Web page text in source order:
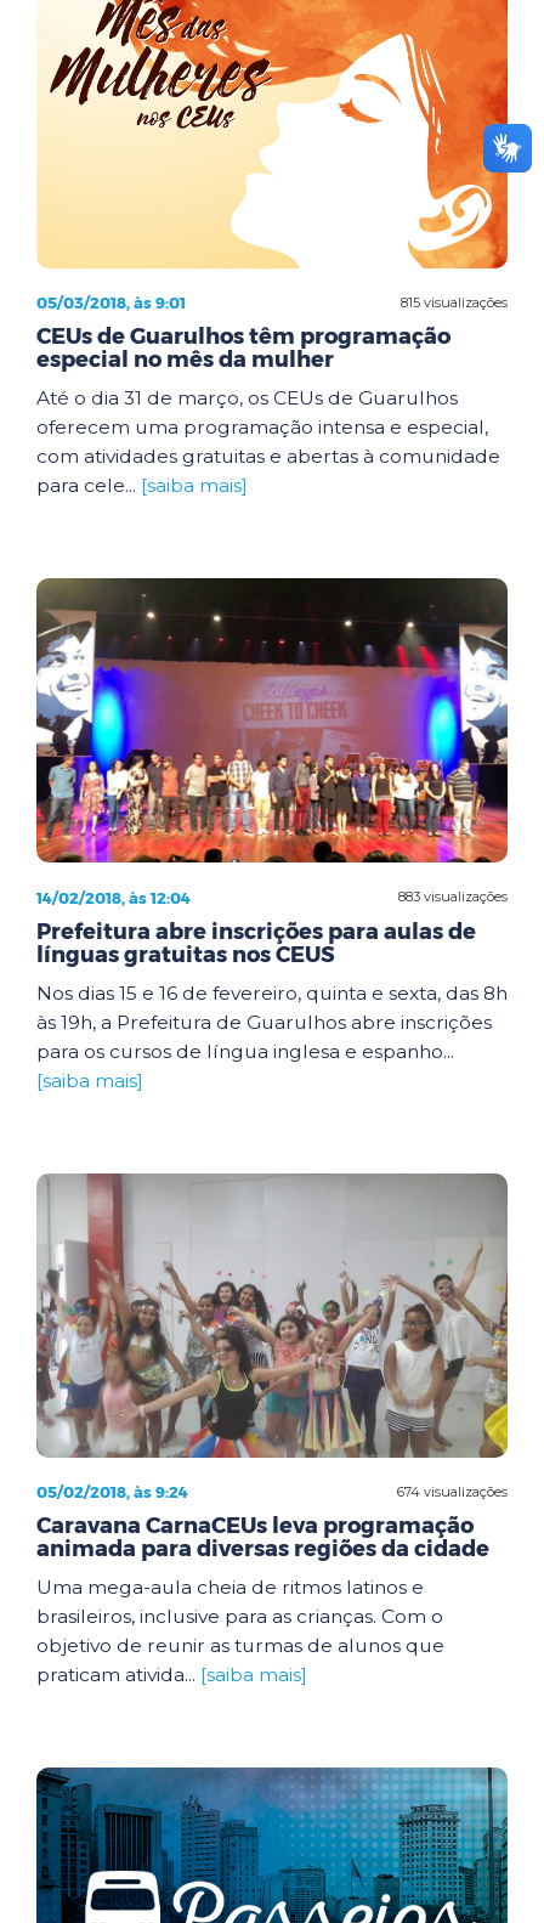
815 visualizações
05/03/2018, às 9:01
CEUs de Guarulhos têm programação
especial no mês da mulher
Até o dia 31 de março, os CEUs de Guarulhos
oferecem uma programação intensa e especial,
com atividades gratuitas e abertas à comunidade
para cele... [saiba mais]
883 visualizações
14/02/2018, às 12:04
Prefeitura abre inscrições para aulas de
línguas gratuitas nos CEUS
Nos dias 15 e 16 de fevereiro, quinta e sexta, das 8h
às 19h, a Prefeitura de Guarulhos abre inscrições
para os cursos de língua inglesa e espanho...
[saiba mais]
674 visualizações
05/02/2018, às 9:24
Caravana CarnaCEUs leva programação
animada para diversas regiões da cidade
Uma mega-aula cheia de ritmos latinos e
brasileiros, inclusive para as crianças. Com o
objetivo de reunir as turmas de alunos que
praticam ativida... [saiba mais]